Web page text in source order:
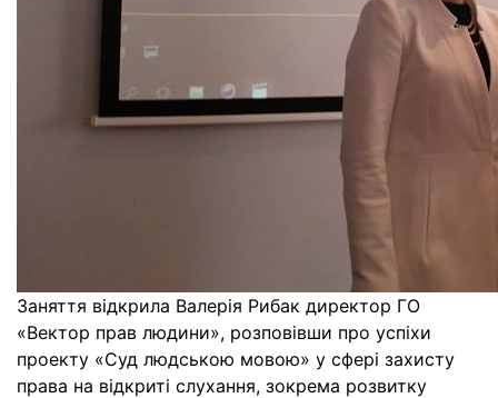
Заняття відкрила Валерія Рибак директор ГО
«Вектор прав людини», розповівши про успіхи
проекту «Суд людською мовою» у сфері захисту
права на відкриті слухання, зокрема розвитку